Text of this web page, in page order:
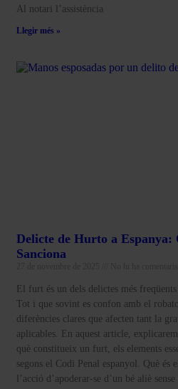
Al notari l’assistència
Llegir més »
Delicte de Hurto a Espanya:
Sanciona
El furt és un dels delictes més
Tot i que sovint es confon amb el
diferències clares que afecten tant la
aplicables. En aquest article,
què constitueix un furt, els elements
segons el Codi Penal espanyol. Què
l’acció d’apoderar-se d’un bé aliè sense